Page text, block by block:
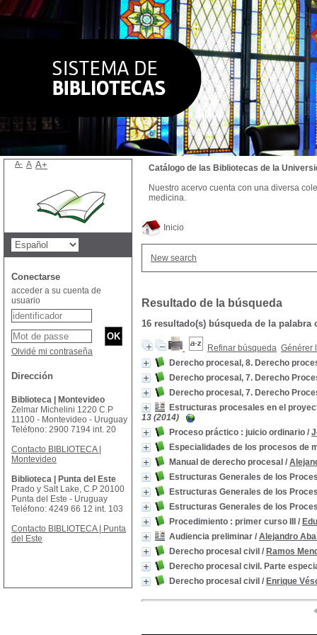
Inicio
New search
Resultado de la búsqueda
16 resultado(s) búsqueda de la palabra
Refinar búsqueda Générer
Derecho procesal, 8. Derecho
Derecho procesal, 7. Derecho
Derecho procesal, 7. Derecho
Estructuras procesales en el
13 (2014)
Proceso práctico : juicio ordinario /
Especialidades de los procesos de
Manual de derecho procesal /
Estructuras Generales de los
Estructuras Generales de los
Estructuras Generales de los
Procedimiento : primer curso III
/
Audiencia preliminar / Alejandro
Derecho procesal civil / Ramos
Derecho procesal civil. Parte
Derecho procesal civil / Enrique
Catálogo de las Bibliotecas de la
Nuestro acervo cuenta con una diversa
medicina.
A- A A+
Conectarse
acceder a su cuenta de
usuario
Olvidé mi contraseña
Dirección
Biblioteca | Montevideo
Zelmar Michelini 1220 C.P
11100 - Montevideo - Uruguay
Teléfono: 2900 7194 int. 20
Contacto BIBLIOTECA |
Montevideo
Biblioteca | Punta del Este
Prado y Salt Lake, C.P 20100
Punta del Este - Uruguay
Teléfono: 4249 66 12 int. 103
Contacto BIBLIOTECA | Punta
del Este